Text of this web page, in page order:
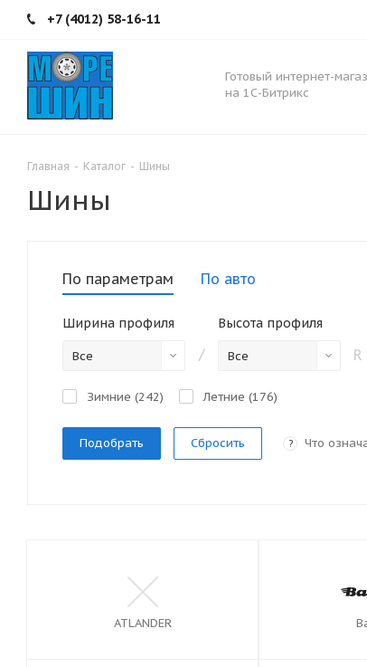
+7 (4012) 58-16-11
Готовый интернет-
на 1С-Битрикс
Главная - Каталог - Шины
Шины
По параметрам По авто
Ширина профиля
Все
Высота профиля
/ Все R
Зимние (242) Летние (176)
Сбросить ? Что
ATLANDER